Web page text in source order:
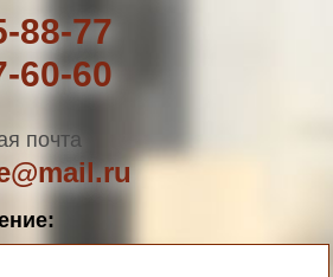
88-77
60-60
почта